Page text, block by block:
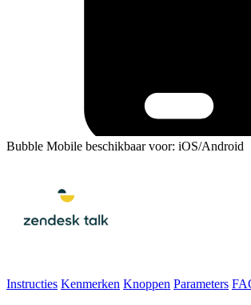
Bubble Mobile beschikbaar voor: iOS/Android
Instructies Kenmerken Knoppen Parameters